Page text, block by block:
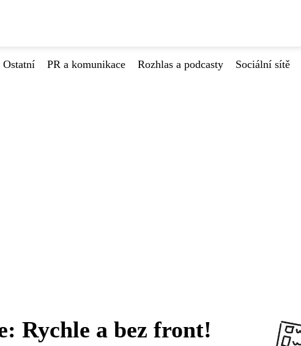
Ostatní PR a komunikace Rozhlas a podcasty Sociální sítě
Rychle a bez front!